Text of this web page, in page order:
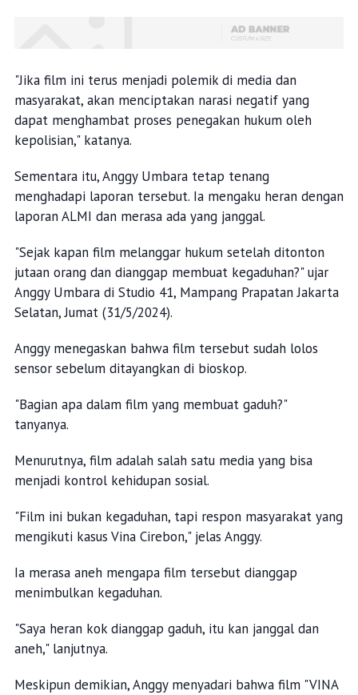
"Jika film ini terus menjadi polemik di media dan
masyarakat, akan menciptakan narasi negatif yang
dapat menghambat proses penegakan hukum oleh
kepolisian," katanya.
Sementara itu, Anggy Umbara tetap tenang
menghadapi laporan tersebut. Ia mengaku heran dengan
laporan ALMI dan merasa ada yang janggal.
"Sejak kapan film melanggar hukum setelah ditonton
jutaan orang dan dianggap membuat kegaduhan?" ujar
Anggy Umbara di Studio 41, Mampang Prapatan Jakarta
Selatan, Jumat (31/5/2024).
Anggy menegaskan bahwa film tersebut sudah lolos
sensor sebelum ditayangkan di bioskop.
"Bagian apa dalam film yang membuat gaduh?"
tanyanya.
Menurutnya, film adalah salah satu media yang bisa
menjadi kontrol kehidupan sosial.
"Film ini bukan kegaduhan, tapi respon masyarakat yang
mengikuti kasus Vina Cirebon," jelas Anggy.
Ia merasa aneh mengapa film tersebut dianggap
menimbulkan kegaduhan.
"Saya heran kok dianggap gaduh, itu kan janggal dan
aneh," lanjutnya.
Meskipun demikian, Anggy menyadari bahwa film "VINA